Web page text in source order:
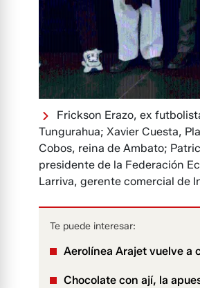
Frickson Erazo, ex
Tungurahua; Xavier Cuesta,
Cobos, reina de Ambato;
presidente de la Federación
Larriva, gerente comercial de
Te puede interesar:
Aerolínea Arajet vuelve a
Chocolate con ají, la